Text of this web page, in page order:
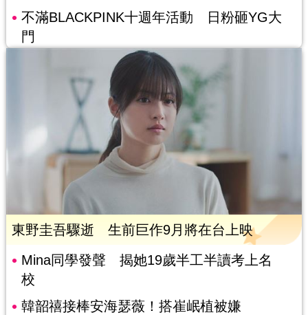
不滿BLACKPINK十週年活動 日粉砸YG大
門
東野圭吾驟逝 生前巨作9月將在台上映
Mina同學發聲 揭她19歲半工半讀考上名
校
韓韶禧接棒安海瑟薇！搭崔岷植被嫌